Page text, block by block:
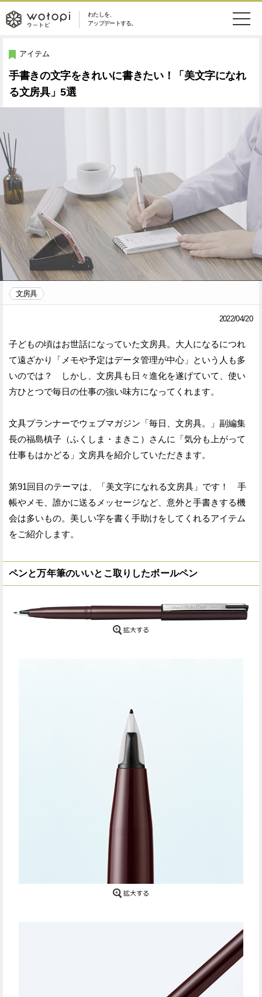
わたしを、
アップデートする。
wotopi
-
ウ
ピ
メ
ニ
ュ
恋愛・結婚
美容・コスメ 妊娠・出産
健康 ワークスタイル
ソーシャル SDGs
アイテム
索
ウートピとは？
ア
す
ェ
ア
す
アイテム
手書きの文字をきれいに書きたい！「美文字になれ
る文房具」5選
文房具
2022/04/20
子どもの頃はお世話になっていた文房具。大人になるにつれ
て遠ざかり「メモや予定はデータ管理が中心」という人も多
いのでは？ しかし、文房具も日々進化を遂げていて、使い
方ひとつで毎日の仕事の強い味方になってくれます。
文具プランナーでウェブマガジン「毎日、文房具。」副編集
長の福島槙子（ふくしま・まきこ）さんに「気分も上がって
仕事もはかどる」文房具を紹介していただきます。
第91回目のテーマは、「美文字になれる文房具」です！ 手
帳やメモ、誰かに送るメッセージなど、意外と手書きする機
会は多いもの。美しい字を書く手助けをしてくれるアイテム
をご紹介します。
ペンと万年筆のいいとこ取りしたボールペン